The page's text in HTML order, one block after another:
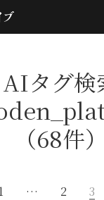
AIタグ検
（68件）
… 2 3